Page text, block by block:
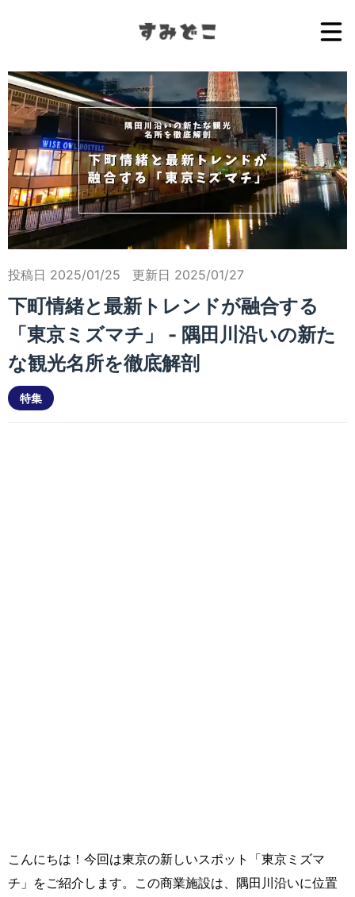
投稿日 2025/01/25 更新日 2025/01/27
下町情緒と最新トレンドが融合する
「東京ミズマチ」 - 隅田川沿いの新た
な観光名所を徹底解剖
特集
こんにちは！今回は東京の新しいスポット「東京ミズマ
チ」をご紹介します。この商業施設は、隅田川沿いに位置